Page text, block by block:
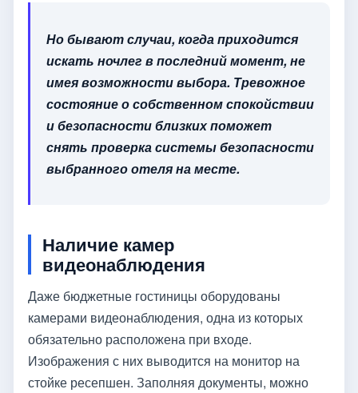
Но бывают случаи, когда приходится
искать ночлег в последний момент, не
имея возможности выбора. Тревожное
состояние о собственном спокойствии
и безопасности близких поможет
снять проверка системы безопасности
выбранного отеля на месте.
Наличие камер
видеонаблюдения
Даже бюджетные гостиницы оборудованы
камерами видеонаблюдения, одна из которых
обязательно расположена при входе.
Изображения с них выводится на монитор на
стойке ресепшен. Заполняя документы, можно